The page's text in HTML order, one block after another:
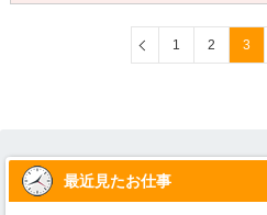
1 2 3
最近見たお仕事